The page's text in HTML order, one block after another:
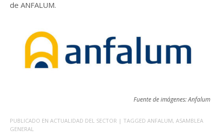
de ANFALUM.
Fuente de imágenes: Anfalum
PUBLICADO EN ACTUALIDAD DEL SECTOR | TAGGED ANFALUM, ASAMBLEA
GENERAL